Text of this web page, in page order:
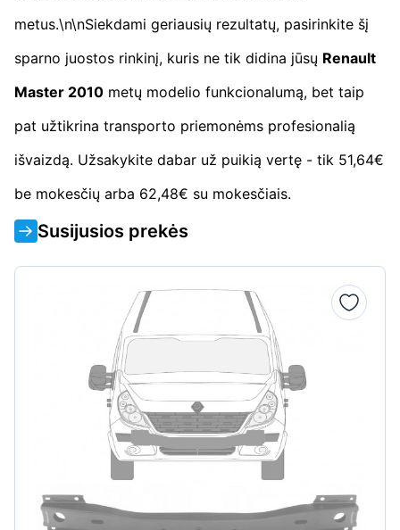
metus.\n\nSiekdami geriausių rezultatų, pasirinkite šį
sparno juostos rinkinį, kuris ne tik didina jūsų Renault
Master 2010 metų modelio funkcionalumą, bet taip
pat užtikrina transporto priemonėms profesionalią
išvaizdą. Užsakykite dabar už puikią vertę - tik 51,64€
be mokesčių arba 62,48€ su mokesčiais.
Susijusios prekės